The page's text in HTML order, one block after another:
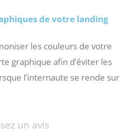
de votre landing
les couleurs de votre
graphique afin d’éviter les
l’internaute se rende sur
un avis